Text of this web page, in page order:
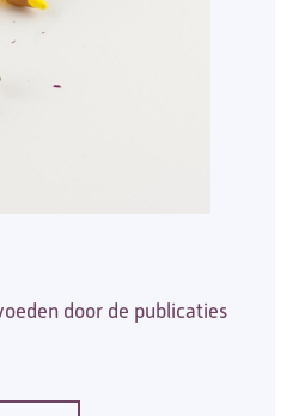
door de publicaties